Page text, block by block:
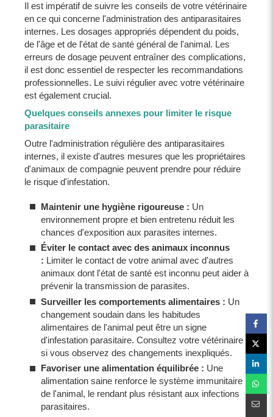
Il est impératif de suivre les conseils de votre vétérinaire
en ce qui concerne l'administration des antiparasitaires
internes. Les dosages appropriés dépendent du poids,
de l'âge et de l'état de santé général de l'animal. Les
erreurs de dosage peuvent entraîner des complications,
il est donc essentiel de respecter les recommandations
professionnelles. Le suivi régulier avec votre vétérinaire
est également crucial.
Quelques conseils annexes pour limiter le risque
parasitaire
Outre l'administration régulière des antiparasitaires
internes, il existe d'autres mesures que les propriétaires
d'animaux de compagnie peuvent prendre pour réduire
le risque d'infestation.
Maintenir une hygiène rigoureuse : Un
environnement propre et bien entretenu réduit les
chances d'exposition aux parasites internes.
Éviter le contact avec des animaux inconnus
: Limiter le contact de votre animal avec d'autres
animaux dont l'état de santé est inconnu peut aider à
prévenir la transmission de parasites.
Surveiller les comportements alimentaires : Un
changement soudain dans les habitudes
alimentaires de l'animal peut être un signe
d'infestation parasitaire. Consultez votre vétérinaire
si vous observez des changements inexpliqués.
Favoriser une alimentation équilibrée : Une
alimentation saine renforce le système immunitaire
de l'animal, le rendant plus résistant aux infections
parasitaires.